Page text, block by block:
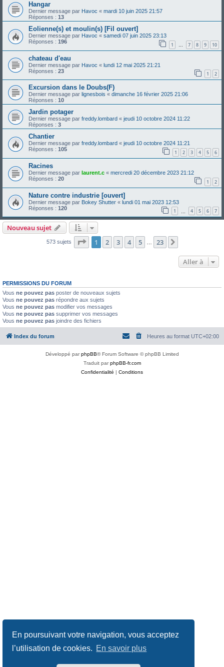
En poursuivant votre navigation, vous acceptez
l’utilisation de cookies. En savoir plus
Hangar
Dernier message par Havoc « mardi 10 juin 2025 21:57
Réponses : 13
Eolienne(s) et moulin(s) [Fil ouvert]
Dernier message par Havoc « samedi 07 juin 2025 23:13
Réponses : 196 1 … 7 8 9 10
chateau d'eau
Dernier message par Havoc « lundi 12 mai 2025 21:21
Réponses : 23 1 2
Excursion dans le Doubs(F)
Dernier message par lignesbois « dimanche 16 février 2025 21:06
Réponses : 10
Jardin potager
Dernier message par freddy.lombard « jeudi 10 octobre 2024 11:22
Réponses : 3
Chantier
Dernier message par freddy.lombard « jeudi 10 octobre 2024 11:21
Réponses : 105 1 2 3 4 5 6
Racines
Dernier message par laurent.c « mercredi 20 décembre 2023 21:12
Réponses : 20 1 2
Nature contre industrie [ouvert]
Dernier message par Bokey Shutter « lundi 01 mai 2023 12:53
Réponses : 120 1 4 5 6 7
Nouveau sujet
573 sujets Page 1sur23
1 2 3 4 5 23
Aller à
PERMISSIONS DU FORUM
Vous ne pouvez pas poster de nouveaux sujets
Vous ne pouvez pas répondre aux sujets
Vous ne pouvez pas modifier vos messages
Vous ne pouvez pas supprimer vos messages
Vous ne pouvez pas joindre des fichiers
Index du forum Heures au format UTC+02:00
Développé parphpBB® Forum Software © phpBB Limited
Traduit parphpBB-fr.com
Confidentialité | Conditions